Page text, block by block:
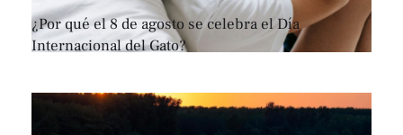
¿Por qué el 8 de agosto se celebra el Día
Internacional del Gato?